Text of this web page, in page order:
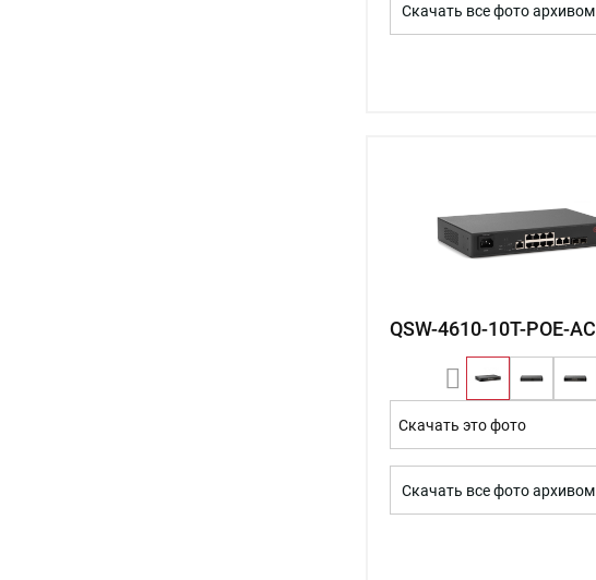
Скачать все фото архивом
QSW-4610-10T-POE-AC
Скачать это фото
Скачать все фото архивом